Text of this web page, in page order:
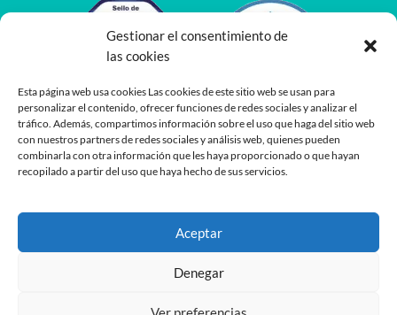
Gestionar el consentimiento de
las cookies
Esta página web usa cookies Las cookies de este sitio web se usan para
personalizar el contenido, ofrecer funciones de redes sociales y analizar el
tráfico. Además, compartimos información sobre el uso que haga del sitio web
con nuestros partners de redes sociales y análisis web, quienes pueden
combinarla con otra información que les haya proporcionado o que hayan
recopilado a partir del uso que haya hecho de sus servicios.
Aceptar
Denegar